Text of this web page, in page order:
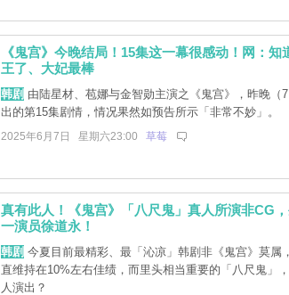
《鬼宫》今晚结局！15集这一幕很感动！网：知
王了、大妃最棒
韩剧 由陆星材、苞娜与金智勋主演之《鬼宫》，昨晚（
出的第15集剧情，情况果然如预告所示「非常不妙」。
2025年6月7日 星期六23:00 草莓
真有此人！《鬼宫》「八尺鬼」真人所演非CG
一演员徐道永！
韩剧 今夏目前最精彩、最「沁凉」韩剧非《鬼宫》莫属
直维持在10%左右佳绩，而里头相当重要的「八尺鬼」
人演出？